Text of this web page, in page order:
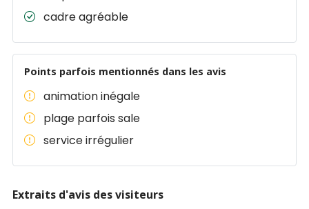
cadre agréable
Points parfois mentionnés dans les avis
animation inégale
plage parfois sale
service irrégulier
Extraits d'avis des visiteurs